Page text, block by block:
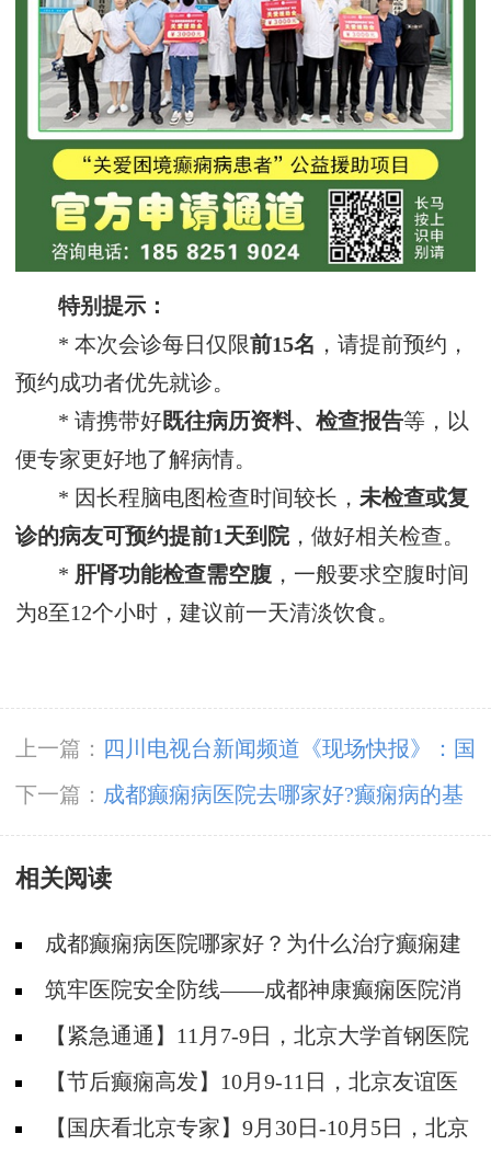
特别提示：
* 本次会诊每日仅限前15名 ，请提前预约，
预约成功者优先就诊。
* 请携带好既往病历资料、检查报告等，以
便专家更好地了解病情。
* 因长程脑电图检查时间较长，未检查或复
诊的病友可预约提前1天到院，做好相关检查。
* 肝肾功能检查需空腹 ，一般要求空腹时间
为8至12个小时，建议前一天清淡饮食。
上一篇：
四川电视台新闻频道《现场快报》：国
际癫痫关爱日，“关爱困境癫痫病患者”公益项目
启动!
下一篇： 成都癫痫病医院去哪家好?癫痫病的基
本症状有什么?
相关阅读
成都癫痫病医院哪家好？为什么治疗癫痫建
议选择专科医院?
筑牢医院安全防线——成都神康癫痫医院消
防安全培训纪实
【紧急通通】11月7-9日，北京大学首钢医院
神经内科胡颖教授亲临成都会诊，破解癫痫疑难
【节后癫痫高发】10月9-11日，北京友谊医
院陈葵博士免费会诊+治疗援助，破解癫痫难
【国庆看北京专家】9月30日-10月5日，北京